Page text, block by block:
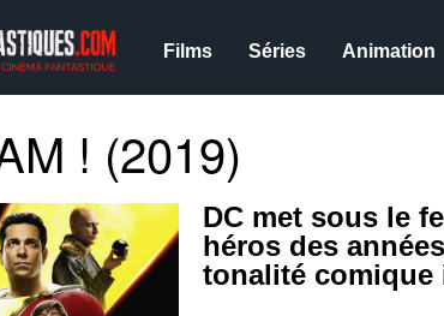
Films Séries Animation
! (2019)
DC met sous le
héros des
tonalité comique